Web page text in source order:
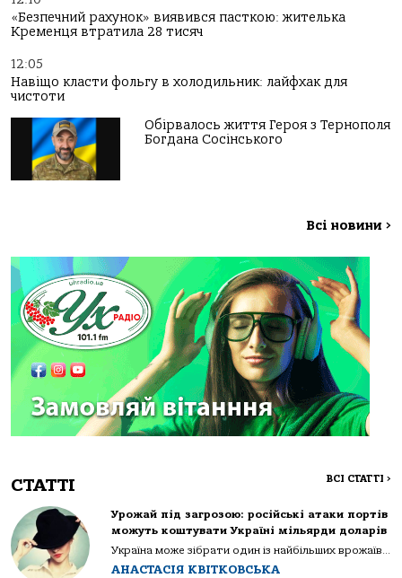
«Безпечний рахунок» виявився пасткою: жителька
Кременця втратила 28 тисяч
12:05
Навіщо класти фольгу в холодильник: лайфхак для
чистоти
Обірвалось життя Героя з Тернополя
Богдана Сосінського
Всі новини >
СТАТТІ ВСІ СТАТТІ >
Урожай під загрозою: російські атаки портів
можуть коштувати Україні мільярди доларів
Україна може зібрати один із найбільших врожаїв...
АНАСТАСІЯ КВІТКОВСЬКА